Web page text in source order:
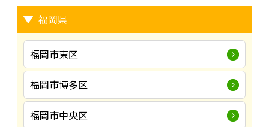
福岡県
福岡市東区
福岡市博多区
福岡市中央区